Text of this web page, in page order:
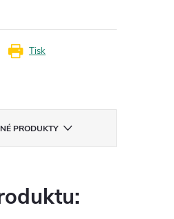
Tisk
PRODUKTY